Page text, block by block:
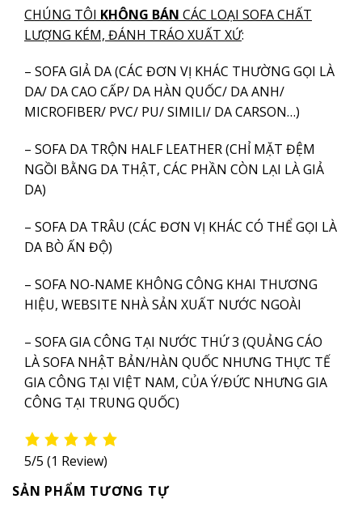
CHÚNG TÔI KHÔNG BÁN CÁC LOẠI SOFA CHẤT
LƯỢNG KÉM, ĐÁNH TRÁO XUẤT XỨ:
– SOFA GIẢ DA (CÁC ĐƠN VỊ KHÁC THƯỜNG GỌI LÀ
DA/ DA CAO CẤP/ DA HÀN QUỐC/ DA ANH/
MICROFIBER/ PVC/ PU/ SIMILI/ DA CARSON…)
– SOFA DA TRỘN HALF LEATHER (CHỈ MẶT ĐỆM
NGỒI BẰNG DA THẬT, CÁC PHẦN CÒN LẠI LÀ GIẢ
DA)
– SOFA DA TRÂU (CÁC ĐƠN VỊ KHÁC CÓ THỂ GỌI LÀ
DA BÒ ẤN ĐỘ)
– SOFA NO-NAME KHÔNG CÔNG KHAI THƯƠNG
HIỆU, WEBSITE NHÀ SẢN XUẤT NƯỚC NGOÀI
– SOFA GIA CÔNG TẠI NƯỚC THỨ 3 (QUẢNG CÁO
LÀ SOFA NHẬT BẢN/HÀN QUỐC NHƯNG THỰC TẾ
GIA CÔNG TẠI VIỆT NAM, CỦA Ý/ĐỨC NHƯNG GIA
CÔNG TẠI TRUNG QUỐC)
5/5 (1 Review)
SẢN PHẨM TƯƠNG TỰ